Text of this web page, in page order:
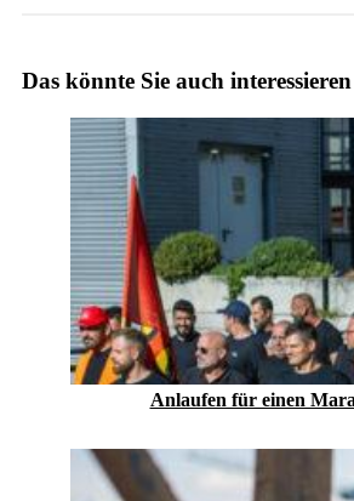
Das könnte Sie auch interessieren
Anlaufen für einen